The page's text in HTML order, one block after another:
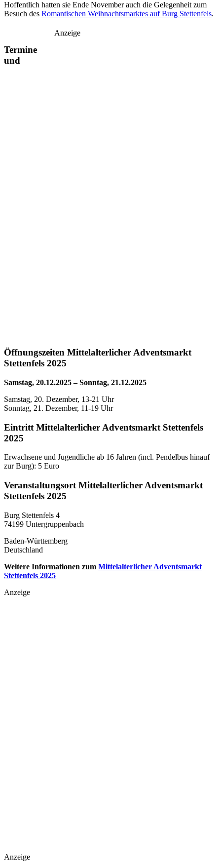
Hoffentlich hatten sie Ende November auch die Gelegenheit zum
Besuch des Romantischen Weihnachtsmarktes auf Burg Stettenfels.
Anzeige
Termine
und
Öffnungszeiten Mittelalterlicher Adventsmarkt
Stettenfels 2025
Samstag, 20.12.2025 – Sonntag, 21.12.2025
Samstag, 20. Dezember, 13-21 Uhr
Sonntag, 21. Dezember, 11-19 Uhr
Eintritt Mittelalterlicher Adventsmarkt Stettenfels
2025
Erwachsene und Jugendliche ab 16 Jahren (incl. Pendelbus hinauf
zur Burg): 5 Euro
Veranstaltungsort Mittelalterlicher Adventsmarkt
Stettenfels 2025
Burg Stettenfels 4
74199 Untergruppenbach
Baden-Württemberg
Deutschland
Weitere Informationen zum Mittelalterlicher Adventsmarkt
Stettenfels 2025
Anzeige
Anzeige